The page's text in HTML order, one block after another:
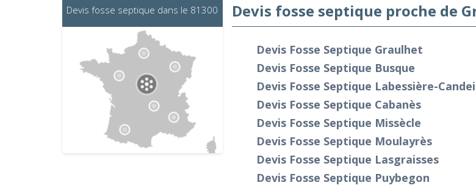
Devis fosse septique dans le 81300 Devis fosse septique proche de
Devis Fosse Septique Graulhet
Devis Fosse Septique Busque
Devis Fosse Septique Labessière-
Devis Fosse Septique Cabanès
Devis Fosse Septique Missècle
Devis Fosse Septique Moulayrès
Devis Fosse Septique Lasgraisses
Devis Fosse Septique Puybegon